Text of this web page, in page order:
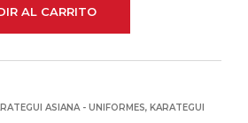
AL CARRITO
ASIANA - UNIFORMES, KARATEGUI